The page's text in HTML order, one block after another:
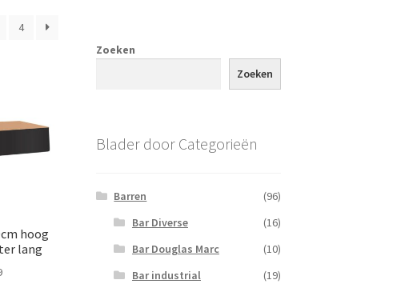
4
hoog
lang
Zoeken
Zoeken
Blader door Categorieën
Barren
(96)
Bar Diverse
(16)
Bar Douglas Marc
(10)
Bar industrial
(19)